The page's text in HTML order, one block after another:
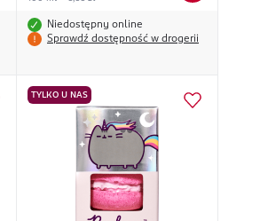
Niedostępny online
Sprawdź dostępność w drogerii
TYLKO U NAS